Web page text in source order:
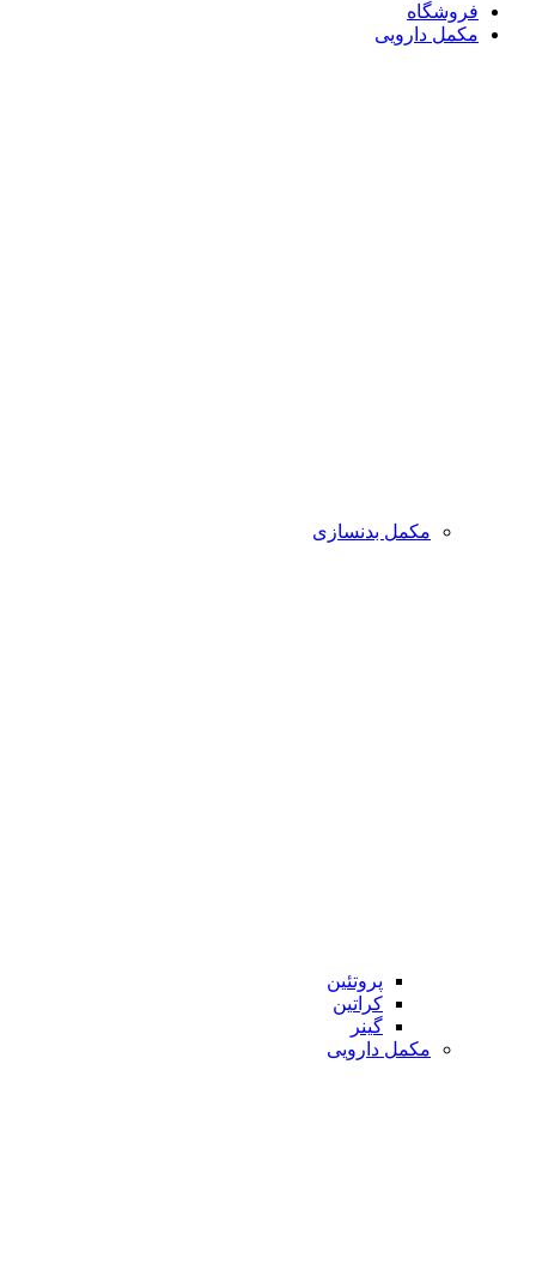
فروشگاه
مکمل دارویی
مکمل بدنسازی
پروتئین
کراتین
گینر
مکمل دارویی